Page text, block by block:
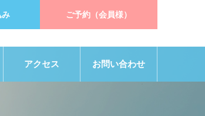
み ご予約（会員様）
アクセス お問い合わせ